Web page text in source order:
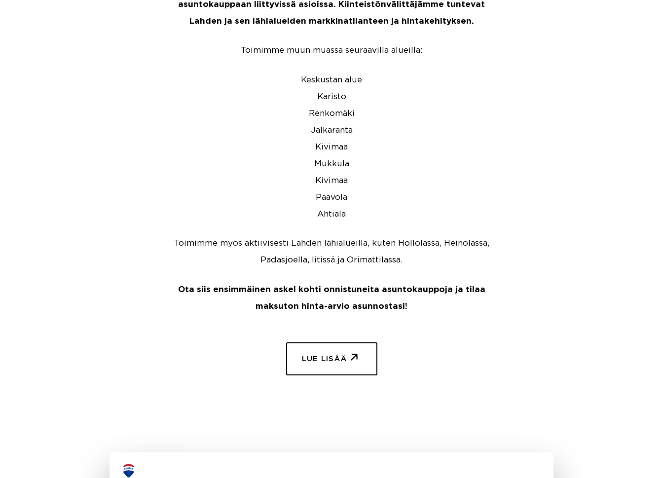
asuntokauppaan liittyvissä asioissa. Kiinteistönvälittäjämme tuntevat
Lahden ja sen lähialueiden markkinatilanteen ja hintakehityksen.
Toimimme muun muassa seuraavilla alueilla:
Keskustan alue
Karisto
Renkomäki
Jalkaranta
Kivimaa
Mukkula
Kivimaa
Paavola
Ahtiala
Toimimme myös aktiivisesti Lahden lähialueilla, kuten Hollolassa, Heinolassa,
Padasjoella, Iitissä ja Orimattilassa.
Ota siis ensimmäinen askel kohti onnistuneita asuntokauppoja ja tilaa
maksuton hinta-arvio asunnostasi!
LUE LISÄÄ